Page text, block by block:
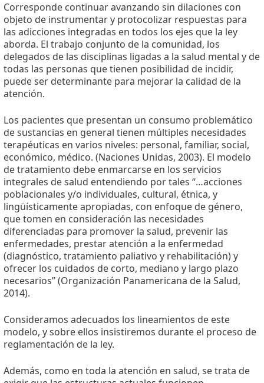
Corresponde continuar avanzando sin dilaciones con
objeto de instrumentar y protocolizar respuestas para
las adicciones integradas en todos los ejes que la ley
aborda. El trabajo conjunto de la comunidad, los
delegados de las disciplinas ligadas a la salud mental y de
todas las personas que tienen posibilidad de incidir,
puede ser determinante para mejorar la calidad de la
atención.
Los pacientes que presentan un consumo problemático
de sustancias en general tienen múltiples necesidades
terapéuticas en varios niveles: personal, familiar, social,
económico, médico. (Naciones Unidas, 2003). El modelo
de tratamiento debe enmarcarse en los servicios
integrales de salud entendiendo por tales “…acciones
poblacionales y/o individuales, cultural, étnica, y
lingüísticamente apropiadas, con enfoque de género,
que tomen en consideración las necesidades
diferenciadas para promover la salud, prevenir las
enfermedades, prestar atención a la enfermedad
(diagnóstico, tratamiento paliativo y rehabilitación) y
ofrecer los cuidados de corto, mediano y largo plazo
necesarios” (Organización Panamericana de la Salud,
2014).
Consideramos adecuados los lineamientos de este
modelo, y sobre ellos insistiremos durante el proceso de
reglamentación de la ley.
Además, como en toda la atención en salud, se trata de